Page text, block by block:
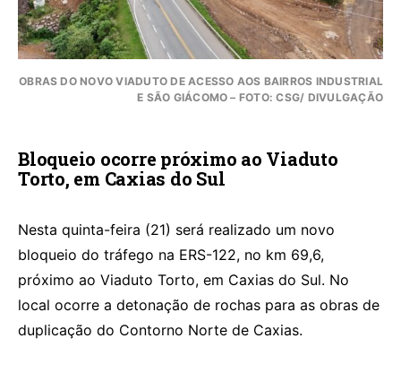
OBRAS DO NOVO VIADUTO DE ACESSO AOS BAIRROS INDUSTRIAL
E SÃO GIÁCOMO – FOTO: CSG/ DIVULGAÇÃO
Bloqueio ocorre próximo ao Viaduto
Torto, em Caxias do Sul
Nesta quinta-feira (21) será realizado um novo
bloqueio do tráfego na ERS-122, no km 69,6,
próximo ao Viaduto Torto, em Caxias do Sul. No
local ocorre a detonação de rochas para as obras de
duplicação do Contorno Norte de Caxias.